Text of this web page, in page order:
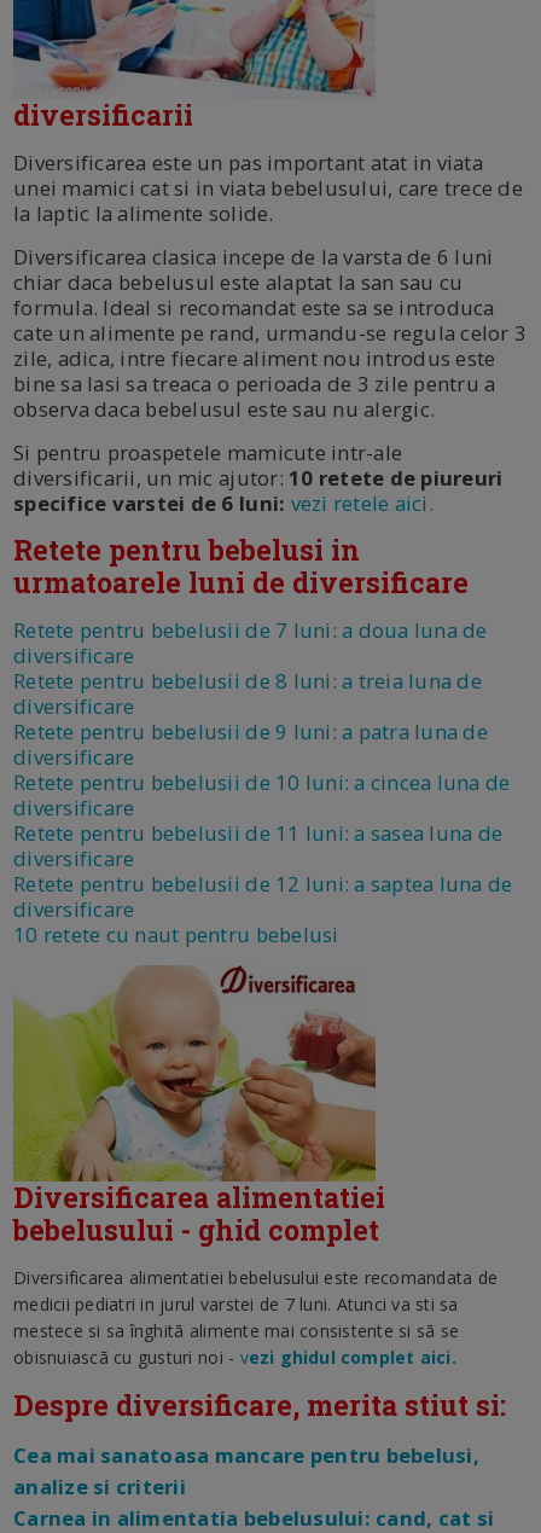
diversificarii
Diversificarea este un pas important atat in viata
unei mamici cat si in viata bebelusului, care trece de
la laptic la alimente solide.
Diversificarea clasica incepe de la varsta de 6 luni
chiar daca bebelusul este alaptat la san sau cu
formula. Ideal si recomandat este sa se introduca
cate un alimente pe rand, urmandu-se regula celor 3
zile, adica, intre fiecare aliment nou introdus este
bine sa lasi sa treaca o perioada de 3 zile pentru a
observa daca bebelusul este sau nu alergic.
Si pentru proaspetele mamicute intr-ale
diversificarii, un mic ajutor: 10 retete de piureuri
specifice varstei de 6 luni: vezi retele aici.
Retete pentru bebelusi in
urmatoarele luni de diversificare
Retete pentru bebelusii de 7 luni: a doua luna de
diversificare
Retete pentru bebelusii de 8 luni: a treia luna de
diversificare
Retete pentru bebelusii de 9 luni: a patra luna de
diversificare
Retete pentru bebelusii de 10 luni: a cincea luna de
diversificare
Retete pentru bebelusii de 11 luni: a sasea luna de
diversificare
Retete pentru bebelusii de 12 luni: a saptea luna de
diversificare
10 retete cu naut pentru bebelusi
Diversificarea alimentatiei
bebelusului - ghid complet
Diversificarea alimentatiei bebelusului este recomandata de
medicii pediatri in jurul varstei de 7 luni. Atunci va sti sa
mestece si sa înghitã alimente mai consistente si sã se
obisnuiascã cu gusturi noi - vezi ghidul complet aici.
Despre diversificare, merita stiut si:
Cea mai sanatoasa mancare pentru bebelusi,
analize si criterii
Carnea in alimentatia bebelusului: cand, cat si